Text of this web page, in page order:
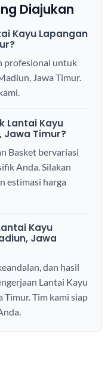
Diajukan
Kayu Lapangan
profesional untuk
Jawa Timur.
Lantai Kayu
Jawa Timur?
Basket bervariasi
Anda. Silakan
estimasi harga
Kayu
Jawa
dan hasil
Lantai Kayu
Timur. Tim kami siap